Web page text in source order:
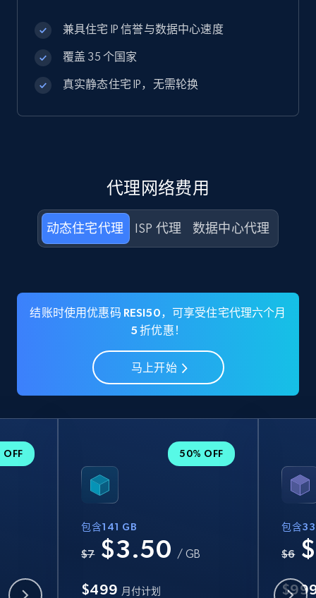
兼具住宅 IP 信誉与数据中心速度
覆盖 35 个国家
真实静态住宅 IP，无需轮换
代理网络费用
动态住宅代理 ISP 代理 数据中心代理
结账时使用优惠码 RESI50，可享受住宅代理六个月
5 折优惠！
马上开始
OFF 50% OFF
包含141 GB
$7 $3.50 / GB
$499 月付计划
包含
$6